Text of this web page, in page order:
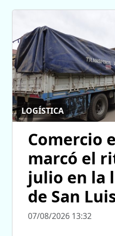
LOGÍSTICA
Comercio
marcó el
julio en la
de San
07/08/2026 13:32